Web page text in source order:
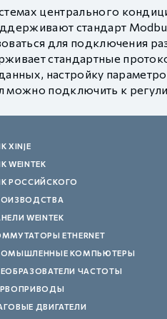
центрального
стандарт
для подключения
стандартные
настройку
можно подключить к
XINJE
WEINTEK
РОССИЙСКОГО
WEINTEK
ETHERNET
КОМПЬЮТЕРЫ
ЧАСТОТЫ
ДВИГАТЕЛИ